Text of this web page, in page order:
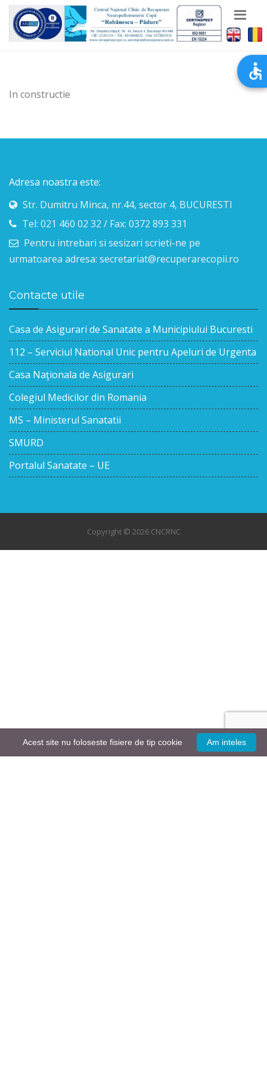
In constructie
Adresa noastra este:
Str. Dumitru Minca, nr.44, sector 4, BUCURESTI
Tel: 021 460 02 32 / Fax: 0372 893 331
Pentru intrebari si sesizari scrieti-ne pe
urmatoarea adresa: secretariat@recuperarecopii.ro
Contacte utile
Casa de Asigurari de Sanatate a Municipiului Bucuresti
112 – Serviciul National Unic pentru Apeluri de Urgenta
Casa Naţionala de Asigurari
Colegiul Medicilor din Romania
MS – Ministerul Sanatatii
SMURD
Portalul Sanatate – UE
Copyright © 2026 CNCRNC
Am inteles
Acest site nu foloseste fisiere de tip cookie